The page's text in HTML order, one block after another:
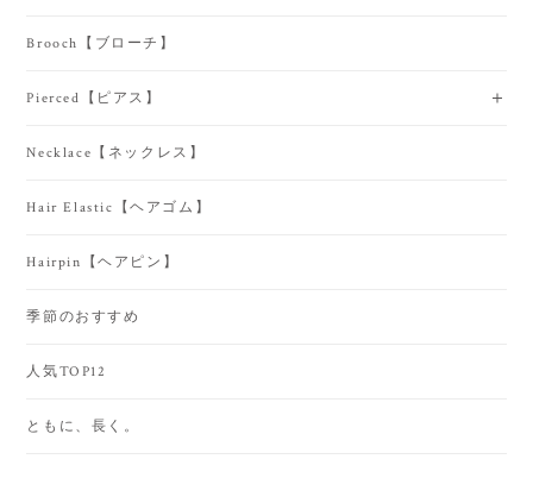
Brooch【ブローチ】
Pierced【ピアス】
Necklace【ネックレス】
Hair Elastic【ヘアゴム】
Hairpin【ヘアピン】
季節のおすすめ
人気TOP12
ともに、長く。